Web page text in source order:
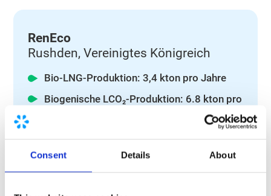
Consent Details About
RenEco
Rushden, Vereinigtes Königreich
Bio-LNG-Produktion: 3,4 kton pro Jahre
Biogenische LCO₂-Produktion: 6.8 kton pro
Input: 8 Millionen m³ Biogas aus Bioabfall
Status: In Betrieb seit Februar 2025